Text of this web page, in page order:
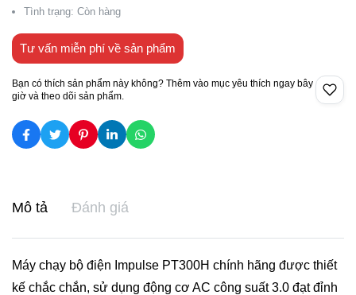
Tình trạng: Còn hàng
Tư vấn miễn phí về sản phẩm
Bạn có thích sản phẩm này không? Thêm vào mục yêu thích ngay bây
giờ và theo dõi sản phẩm.
Mô tả Đánh giá
Máy chạy bộ điện Impulse PT300H chính hãng được thiết
kế chắc chắn, sử dụng động cơ AC công suất 3.0 đạt đỉnh